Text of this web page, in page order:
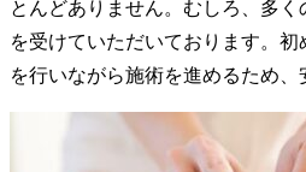
とんどありません。むしろ、多
を受けていただいております。
を行いながら施術を進めるため、